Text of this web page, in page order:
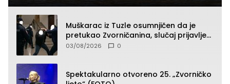
Muškarac iz Tuzle osumnjičen da je
pretukao Zvorničanina, slučaj prijavljen
tužilaštvu
03/08/2026 0
Spektakularno otvoreno 25. „Zvorničko